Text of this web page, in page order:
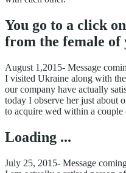
You go to a click
from the female of
August 1,2015- Message
I visited Ukraine along with
our company have actually
today I observe her just about
to acquire wed within a couple
Loading ...
July 25, 2015- Message